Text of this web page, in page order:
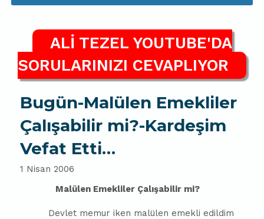
ALİ TEZEL YOUTUBE'DA
SORULARINIZI CEVAPLIYOR
Bugün-Malülen Emekliler
Çalışabilir mi?-Kardeşim
Vefat Etti…
1 Nisan 2006
Malülen Emekliler Çalışabilir mi?
Devlet memur iken malülen emekli edildim